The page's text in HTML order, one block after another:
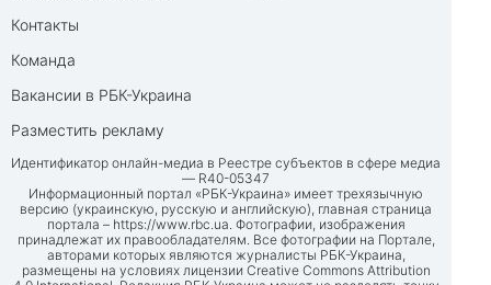
Контакты
Команда
Вакансии в РБК-Украина
Разместить рекламу
Идентификатор онлайн-медиа в Реестре субъектов в сфере медиа
— R40-05347
Информационный портал «РБК-Украина» имеет трехязычную
версию (украинскую, русскую и английскую), главная страница
портала – https://www.rbc.ua. Фотографии, изображения
принадлежат их правообладателям. Все фотографии на Портале,
авторами которых являются журналисты РБК-Украина,
размещены на условиях лицензии Creative Commons Attribution